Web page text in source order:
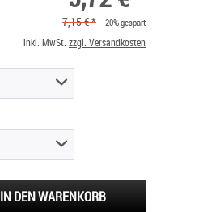
7,15 € * 20% gespart
inkl. MwSt. zzgl. Versandkosten
IN DEN WARENKORB